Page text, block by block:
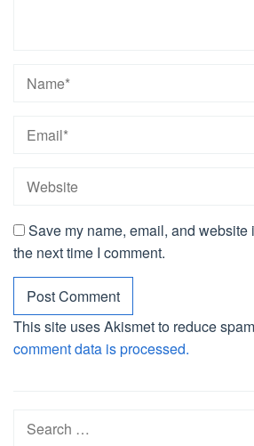
Save my name, email, and website
the next time I comment.
This site uses Akismet to reduce
comment data is processed.
Search